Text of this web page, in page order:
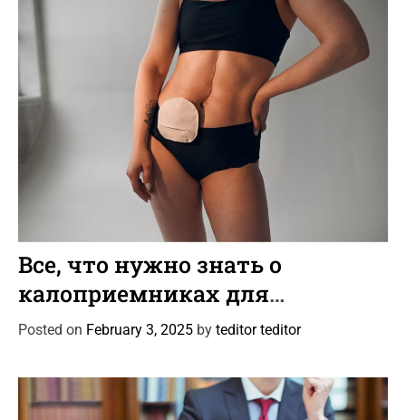
s
a
t
e
g
Все, что нужно знать о
калоприемниках для
колостомы и илеостомы
Posted on February 3, 2025 by teditor teditor